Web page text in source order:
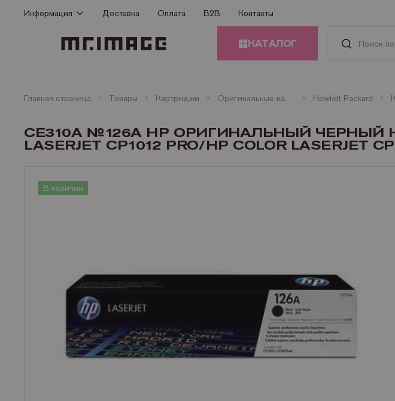
Информация
Доставка
Сертификаты
Контакты
Доставка Оплата B2B Контакты
КАТАЛОГ
ПРИНАДЛЕЖНОСТИ
Главная страница Товары Картриджи Оригинальные картриджи Hewlett Packard
CE310A №126A HP ОРИГИНАЛЬНЫЙ ЧЕРНЫЙ
LASERJET CP1012 PRO/HP COLOR LASERJET
В наличии